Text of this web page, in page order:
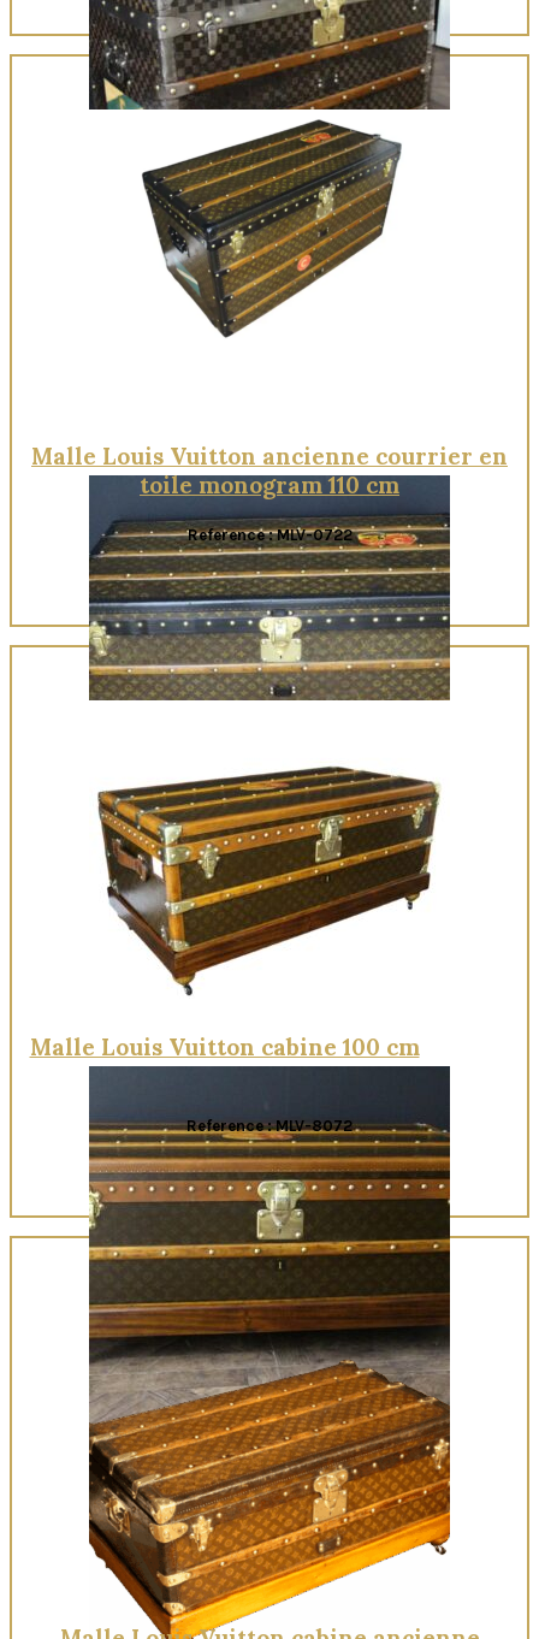
Quick View
Quick View
Malle Louis Vuitton ancienne courrier en
toile monogram 110 cm
Reference : MLV-0722
Quick View
Malle Louis Vuitton cabine 100 cm
Reference : MLV-8072